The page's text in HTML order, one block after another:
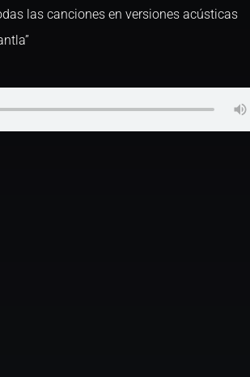
las canciones en versiones acústicas